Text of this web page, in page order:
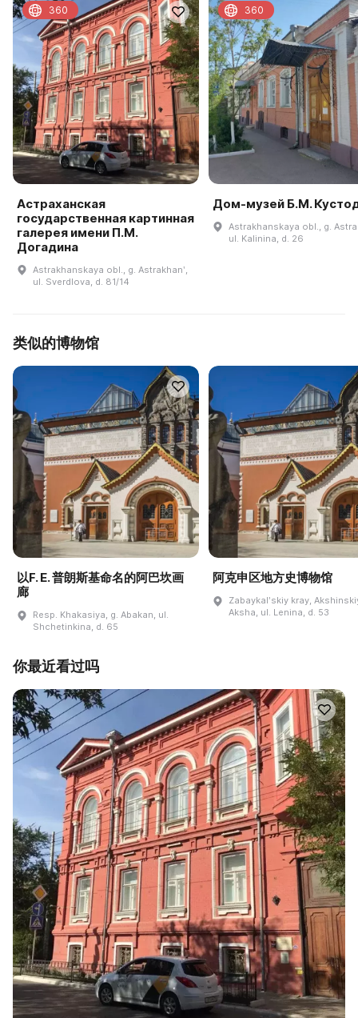
Астраханская
государственная картинная
галерея имени П.М.
Догадина
Astrakhanskaya obl., g. Astrakhanʹ,
ul. Sverdlova, d. 81/14
360
Дом-музей Б.М.
Astrakhanskaya obl., g.
ul. Kalinina, d. 26
360
类似的博物馆
以F. E. 普朗斯基命名的阿巴坎画
廊
Resp. Khakasiya, g. Abakan, ul.
Shchetinkina, d. 65
阿克申区地方史博物馆
Zabaykalʹskiy kray,
Aksha, ul. Lenina, d. 53
你最近看过吗